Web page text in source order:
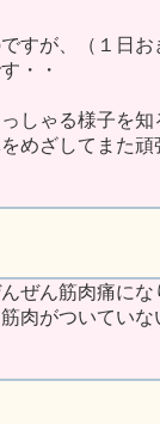
すが、（１日
・・
しゃる様子を
めざしてまた頑
ぜん筋肉痛に
肉がついてい